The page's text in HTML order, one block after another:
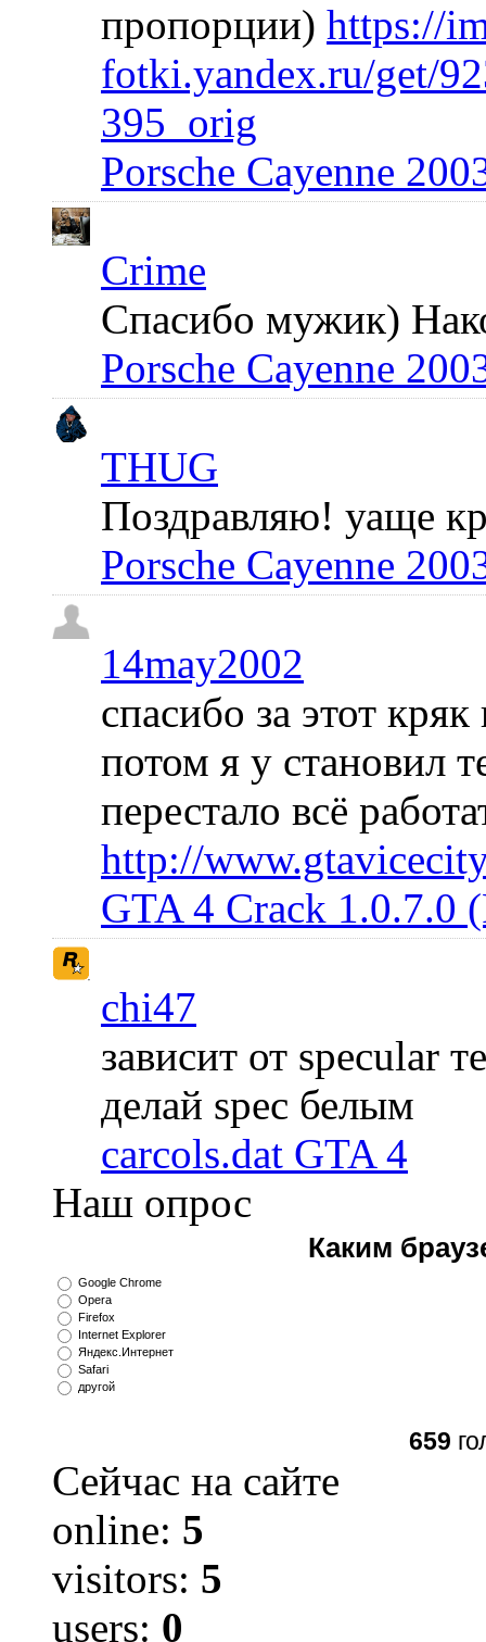
пропорции) https://
fotki.yandex.ru/get/
395_orig
Porsche Cayenne
Crime
Спасибо мужик)
Porsche Cayenne
THUG
Поздравляю! уаще
Porsche Cayenne
14may2002
спасибо за этот
потом я у становил
перестало всё
http://
GTA 4 Crack 1.0.7.0
chi47
зависит от specular
делай spec белым
carcols.dat GTA 4
Наш опрос
Каким
Google Chrome
Opera
Firefox
Internet Explorer
Яндекс.Интернет
Safari
другой
659
Сейчас на сайте
online: 5
visitors: 5
users: 0